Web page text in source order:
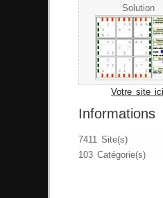
Solution
Votre site ici
Informations
7411 Site(s)
103 Catégorie(s)